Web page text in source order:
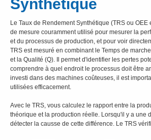
Synthétique
Le Taux de Rendement Synthétique (TRS ou OEE
de mesure couramment utilisé pour mesurer la
et du processus de production, et pour voir
TRS est mesuré en combinant le Temps de
et la Qualité (Q). Il permet d'identifier les pertes
comprendre à quel endroit le processus doit être
investi dans des machines coûteuses, il est
utilisées efficacement.
Avec le TRS, vous calculez le rapport entre la
théorique et la production réelle. Lorsqu'il y a une
détecter la causse de cette différence. Le TRS